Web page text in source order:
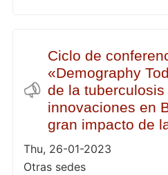
Ciclo de
«Demography
de la
innovaciones en
gran impacto de
Thu, 26-01-2023
Otras sedes